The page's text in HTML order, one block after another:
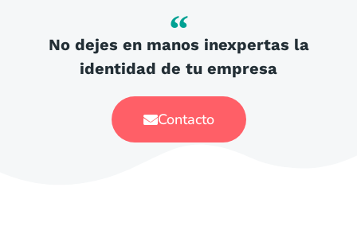
No dejes en manos inexpertas la
identidad de tu empresa
Contacto